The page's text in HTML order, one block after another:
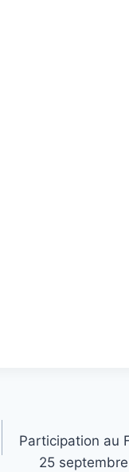
Participation au
25